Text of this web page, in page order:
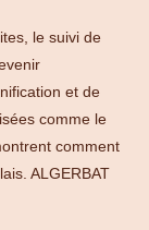
le suivi de
et de
comme le
comment
ALGERBAT